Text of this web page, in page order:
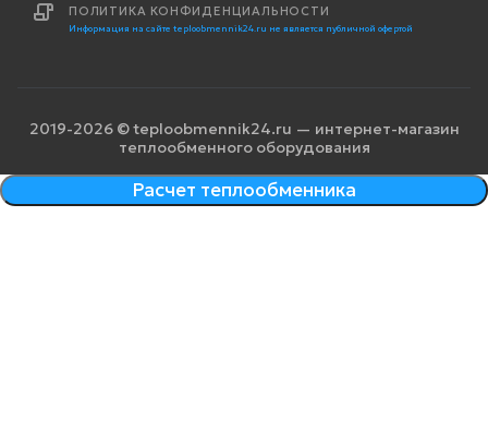
ПОЛИТИКА КОНФИДЕНЦИАЛЬНОСТИ
Информация на сайте teploobmennik24.ru не является публичной офертой
2019-2026 © teploobmennik24.ru — интернет-магазин
теплообменного оборудования
Расчет теплообменника